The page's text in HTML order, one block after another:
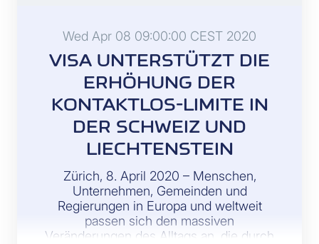
Wed Apr 08 09:00:00 CEST 2020
VISA UNTERSTÜTZT DIE
ERHÖHUNG DER
KONTAKTLOS-LIMITE IN
DER SCHWEIZ UND
LIECHTENSTEIN
Zürich, 8. April 2020 – Menschen,
Unternehmen, Gemeinden und
Regierungen in Europa und weltweit
passen sich den massiven
Veränderungen des Alltags an, die durch